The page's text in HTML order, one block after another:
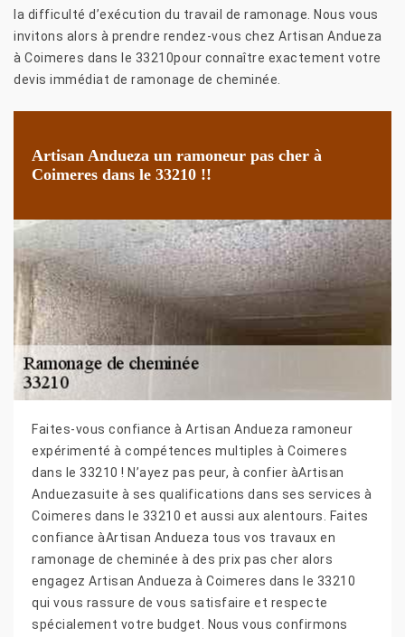
la difficulté d’exécution du travail de ramonage. Nous vous
invitons alors à prendre rendez-vous chez Artisan Andueza
à Coimeres dans le 33210pour connaître exactement votre
devis immédiat de ramonage de cheminée.
Artisan Andueza un ramoneur pas cher à
Coimeres dans le 33210 !!
Faites-vous confiance à Artisan Andueza ramoneur
expérimenté à compétences multiples à Coimeres
dans le 33210 ! N’ayez pas peur, à confier àArtisan
Anduezasuite à ses qualifications dans ses services à
Coimeres dans le 33210 et aussi aux alentours. Faites
confiance àArtisan Andueza tous vos travaux en
ramonage de cheminée à des prix pas cher alors
engagez Artisan Andueza à Coimeres dans le 33210
qui vous rassure de vous satisfaire et respecte
spécialement votre budget. Nous vous confirmons